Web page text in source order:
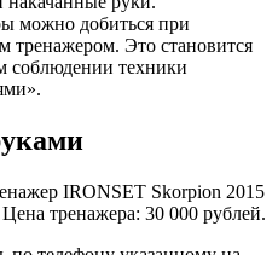
можно добиться при
тренажером. Это становится
соблюдении техники
IRONSET Skorpion 2015
тренажера: 30 000 рублей.